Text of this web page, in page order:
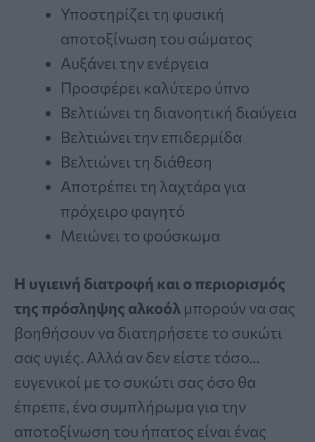
Υποστηρίζει τη φυσική
αποτοξίνωση του σώματος
Αυξάνει την ενέργεια
Προσφέρει καλύτερο ύπνο
Βελτιώνει τη διανοητική διαύγεια
Βελτιώνει την επιδερμίδα
Βελτιώνει τη διάθεση
Αποτρέπει τη λαχτάρα για
πρόχειρο φαγητό
Μειώνει το φούσκωμα
Η υγιεινή διατροφή και ο περιορισμός
της πρόσληψης αλκοόλ μπορούν να σας
βοηθήσουν να διατηρήσετε το συκώτι
σας υγιές. Αλλά αν δεν είστε τόσο…
ευγενικοί με το συκώτι σας όσο θα
έπρεπε, ένα συμπλήρωμα για την
αποτοξίνωση του ήπατος είναι ένας